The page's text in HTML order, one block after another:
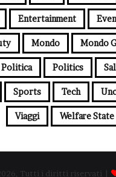
Entertainment
Mondo Mondo
Politica Politics
Sports Tech
Viaggi Welfare State
Tutti i diritti riservati |